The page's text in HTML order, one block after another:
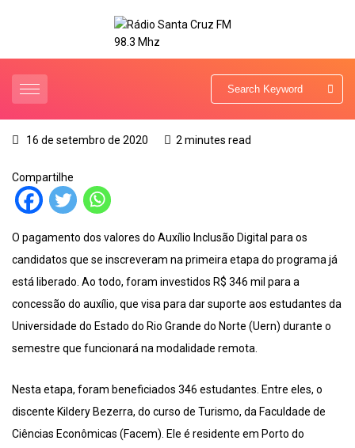
16 de setembro de 2020 2 minutes read
Compartilhe
O pagamento dos valores do Auxílio Inclusão Digital para os
candidatos que se inscreveram na primeira etapa do programa já
está liberado. Ao todo, foram investidos R$ 346 mil para a
concessão do auxílio, que visa para dar suporte aos estudantes da
Universidade do Estado do Rio Grande do Norte (Uern) durante o
semestre que funcionará na modalidade remota.
Nesta etapa, foram beneficiados 346 estudantes. Entre eles, o
discente Kildery Bezerra, do curso de Turismo, da Faculdade de
Ciências Econômicas (Facem). Ele é residente em Porto do